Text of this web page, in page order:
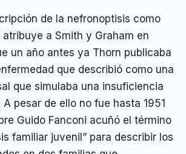
de la nefronoptisis como
a Smith y Graham en
un año antes ya Thorn publicaba
que describió como una
que simulaba una insuficiencia
A pesar de ello no fue hasta 1951
Guido Fanconi acuñó el término
familiar juvenil” para describir los